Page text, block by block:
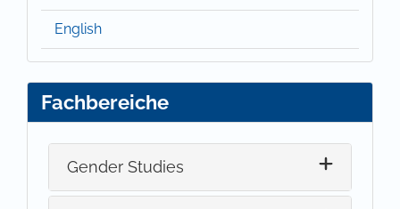
English
Fachbereiche
Gender Studies